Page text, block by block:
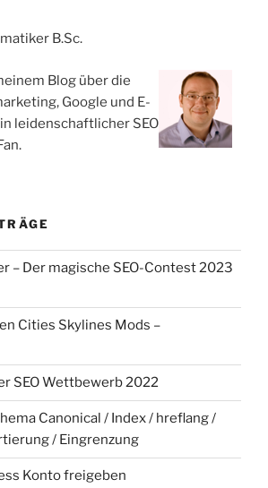
B.Sc.
Blog über die
Google und E-
leidenschaftlicher SEO
– Der magische SEO-Contest 2023
Cities Skylines Mods –
SEO Wettbewerb 2022
Canonical / Index / hreflang /
/ Eingrenzung
Konto freigeben